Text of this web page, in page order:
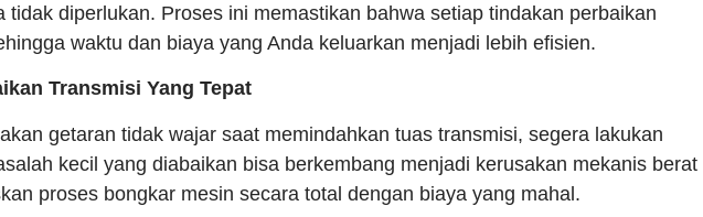
tidak diperlukan. Proses ini memastikan bahwa setiap tindakan perbaikan
waktu dan biaya yang Anda keluarkan menjadi lebih efisien.
Transmisi Yang Tepat
getaran tidak wajar saat memindahkan tuas transmisi, segera lakukan
kecil yang diabaikan bisa berkembang menjadi kerusakan mekanis berat
proses bongkar mesin secara total dengan biaya yang mahal.